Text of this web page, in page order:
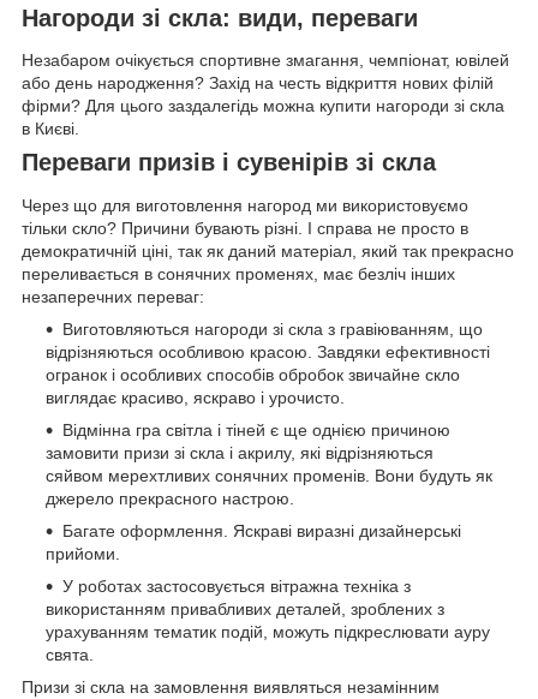
Нагороди зі скла: види, переваги
Незабаром очікується спортивне змагання, чемпіонат, ювілей
або день народження? Захід на честь відкриття нових філій
фірми? Для цього заздалегідь можна купити нагороди зі скла
в Києві.
Переваги призів і сувенірів зі скла
Через що для виготовлення нагород ми використовуємо
тільки скло? Причини бувають різні. І справа не просто в
демократичній ціні, так як даний матеріал, який так прекрасно
переливається в сонячних променях, має безліч інших
незаперечних переваг:
Виготовляються нагороди зі скла з гравіюванням, що
відрізняються особливою красою. Завдяки ефективності
огранок і особливих способів обробок звичайне скло
виглядає красиво, яскраво і урочисто.
Відмінна гра світла і тіней є ще однією причиною
замовити призи зі скла і акрилу, які відрізняються
сяйвом мерехтливих сонячних променів. Вони будуть як
джерело прекрасного настрою.
Багате оформлення. Яскраві виразні дизайнерські
прийоми.
У роботах застосовується вітражна техніка з
використанням привабливих деталей, зроблених з
урахуванням тематик подій, можуть підкреслювати ауру
свята.
Призи зі скла на замовлення виявляться незамінним